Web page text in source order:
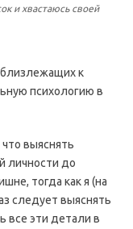
и хвастаюсь своей
к
психологию в
выяснять
личности до
тогда как я (на
следует выяснять
все эти детали в